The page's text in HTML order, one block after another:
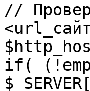
//
if(